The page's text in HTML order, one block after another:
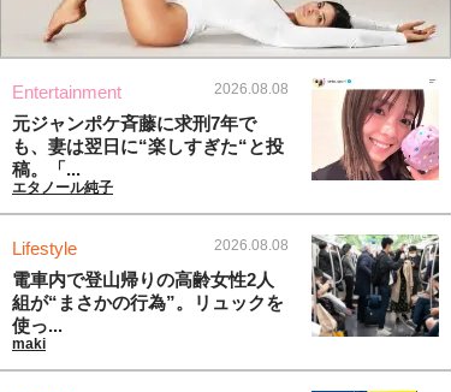
Entertainment 2026.08.08
元ジャンポケ斉藤に求刑7年で
も、妻は翌日に“楽しすぎた“と投
稿。「...
エタノール純子
Lifestyle 2026.08.08
電車内で登山帰りの高齢女性2人
組が“まさかの行為”。リュックを
使っ...
maki